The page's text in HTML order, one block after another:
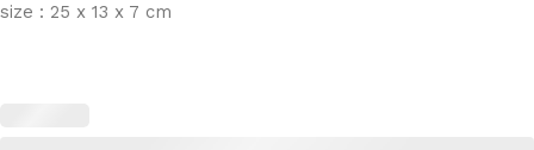
size : 25 x 13 x 7 cm